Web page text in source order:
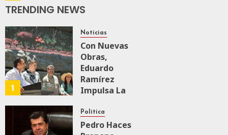
De
Del Tren
Maya De
Carga
JULIO 18, 2026
0
153
TRENDING NEWS
1
Noticias
Con Nuevas
Obras,
Eduardo
Ramírez
Impulsa La
Integral Del
ZooMAT
Política
Pedro Haces